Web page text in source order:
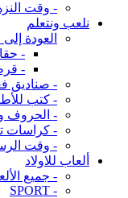
- وقت
نلعب ونتعلم
العودة
-
-
- صناديق
- كتب
- الحروف
- كراسات
- وقت
ألعاب للاولاد
- جميع
- SPORT